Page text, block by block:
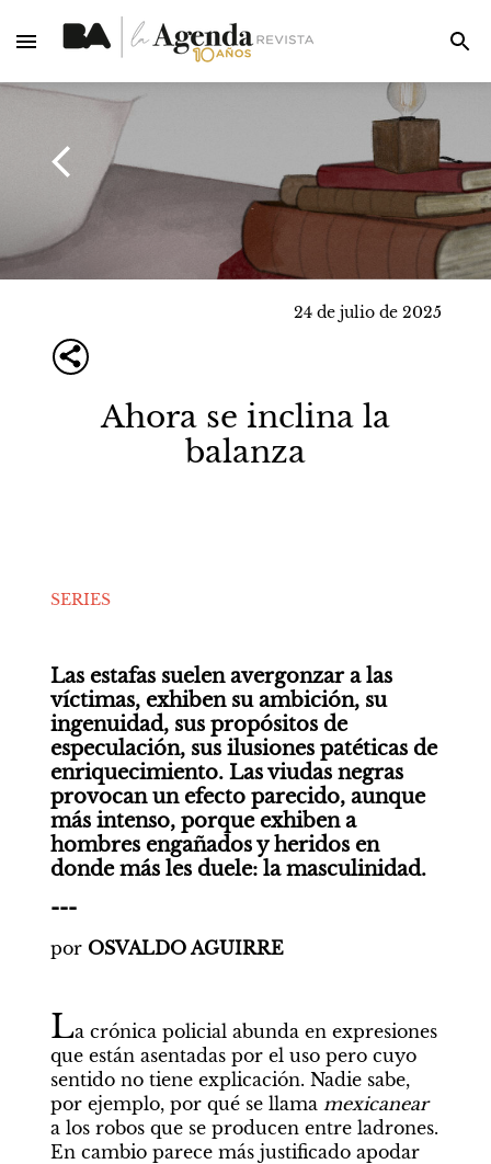
24 de julio de 2025
Ahora se inclina la
balanza
SERIES
Las estafas suelen avergonzar a las
víctimas, exhiben su ambición, su
ingenuidad, sus propósitos de
especulación, sus ilusiones patéticas de
enriquecimiento. Las viudas negras
provocan un efecto parecido, aunque
más intenso, porque exhiben a
hombres engañados y heridos en
donde más les duele: la masculinidad.
---
por OSVALDO AGUIRRE
La crónica policial abunda en expresiones
que están asentadas por el uso pero cuyo
sentido no tiene explicación. Nadie sabe,
por ejemplo, por qué se llama mexicanear
a los robos que se producen entre ladrones.
En cambio parece más justificado apodar